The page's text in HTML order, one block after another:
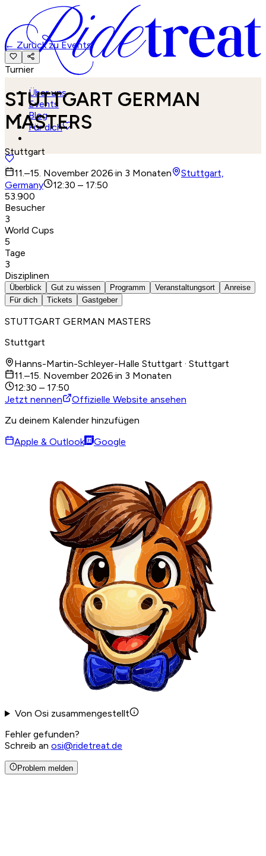
Über uns
Events
Blog
Für dich
← Zurück zu Events
Turnier
STUTTGART GERMAN
MASTERS
Stuttgart
11.–15. November 2026·in 3 Monaten
Stuttgart,
Germany
12:30 – 17:50
53.900
Besucher
3
World Cups
5
Tage
3
Disziplinen
Überblick Gut zu wissen Programm Veranstaltungsort
Anreise
Für dich
Tickets Gastgeber
STUTTGART GERMAN MASTERS
Stuttgart
Hanns-Martin-Schleyer-Halle Stuttgart · Stuttgart
11.–15. November 2026·in 3 Monaten
12:30 – 17:50
Jetzt nennen
Offizielle Website ansehen
Zu deinem Kalender hinzufügen
Apple & Outlook
Google
Von Osi zusammengestellt
Fehler gefunden?
Schreib an osi@ridetreat.de
Problem melden